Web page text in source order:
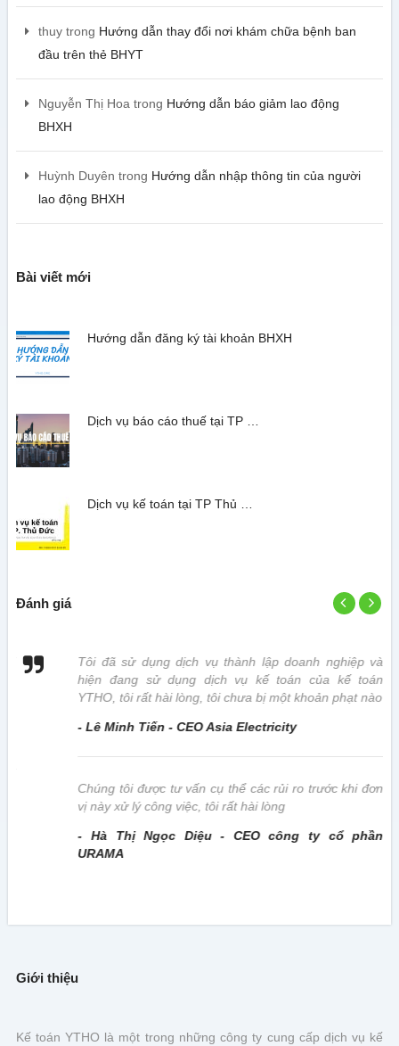
thuytrong Hướng dẫn thay đổi nơi khám chữa bệnh ban
đầu trên thẻ BHYT
Nguyễn Thị Hoatrong Hướng dẫn báo giảm lao động
BHXH
Huỳnh Duyên trong Hướng dẫn nhập thông tin của người
lao động BHXH
Bài viết mới
Hướng dẫn đăng ký tài khoản BHXH
Dịch vụ báo cáo thuế tại TP …
Dịch vụ kế toán tại TP Thủ …
Đánh giá
Tôi đã sử dụng dịch vụ thành lập doanh nghiệp và
hiện đang sử dụng dịch vụ kế toán của kế toán
YTHO, tôi rất hài lòng, tôi chưa bị một khoản phạt nào
- Lê Minh Tiến - CEO Asia Electricity
Chúng tôi được tư vấn cụ thể các rủi ro trước khi đơn
vị này xử lý công việc, tôi rất hài lòng
- Hà Thị Ngọc Diệu - CEO công ty cổ phần
URAMA
Giới thiệu
Kế toán YTHO là một trong những công ty cung cấp dịch vụ kế